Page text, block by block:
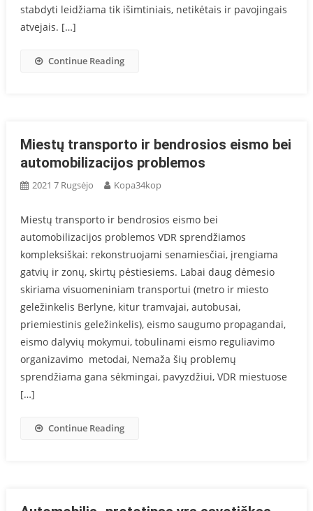
stabdyti leidžiama tik išimtiniais, netikėtais ir pavojingais
atvejais. […]
Continue Reading
Miestų transporto ir bendrosios eismo bei
automobilizacijos problemos
2021 7 Rugsėjo Kopa34kop
Miestų transporto ir bendrosios eismo bei
automobilizacijos problemos VDR sprendžiamos
kompleksiškai: rekonstruojami senamiesčiai, įrengiama
gatvių ir zonų, skirtų pėstiesiems. Labai daug dėmesio
skiriama visuomeniniam transportui (metro ir miesto
geležinkelis Berlyne, kitur tramvajai, autobusai,
priemiestinis geležinkelis), eismo saugumo propagandai,
eismo dalyvių mokymui, tobulinami eismo reguliavimo
organizavimo metodai, Nemaža šių problemų
sprendžiama gana sėkmingai, pavyzdžiui, VDR miestuose
[…]
Continue Reading